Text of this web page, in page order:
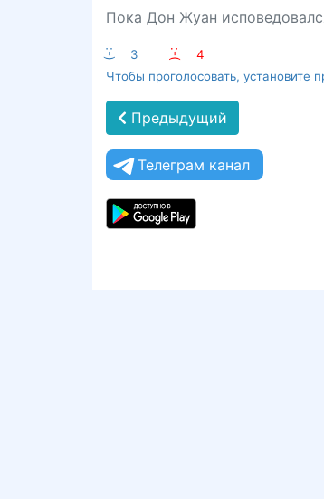
Пока Дон Жуан
:-) 3 :-(
4
Чтобы проголосовать, установите
Предыдущий
Телеграм канал